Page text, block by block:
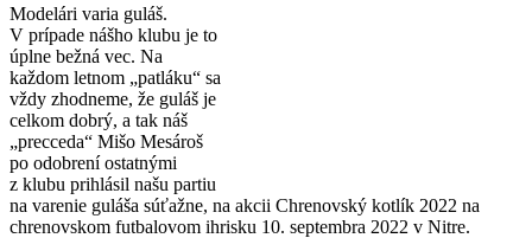
Modelári varia guláš.
V prípade nášho klubu je to
úplne bežná vec. Na
každom letnom „patláku“ sa
vždy zhodneme, že guláš je
celkom dobrý, a tak náš
„precceda“ Mišo Mesároš
po odobrení ostatnými
z klubu prihlásil našu partiu
na varenie guláša súťažne, na akcii Chrenovský kotlík 2022 na
chrenovskom futbalovom ihrisku 10. septembra 2022 v Nitre.